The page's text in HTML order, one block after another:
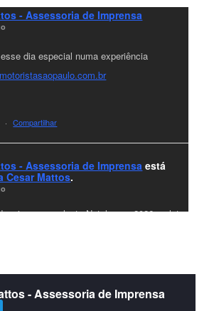
- Assessoria de Imprensa
dia especial numa experiência
· Compartilhar
- Assessoria de Imprensa está
Cesar Mattos.
um excelente Natal e um 2026 repleto
acompanham!🎄✨🥂❤️
#natal #merrychristmas #felizanonovo
- Assessoria de Imprensa